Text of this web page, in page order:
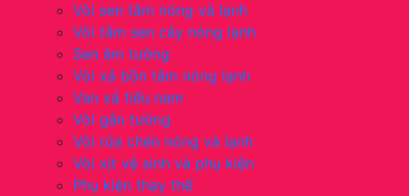
Vòi sen tắm nóng và lạnh
Vòi tắm sen cây nóng lạnh
Sen âm tường
Vòi xả bồn tắm nóng lạnh
Van xả tiểu nam
Vòi gắn tường
Vòi rửa chén nóng và lạnh
Vòi xịt vệ sinh và phụ kiện
Phụ kiện thay thế